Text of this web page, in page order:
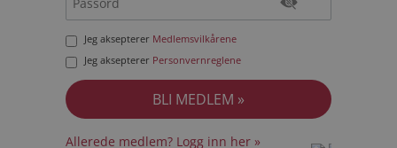
Jeg aksepterer Medlemsvilkårene
Jeg aksepterer Personvernreglene
Allerede medlem? Logg inn her »